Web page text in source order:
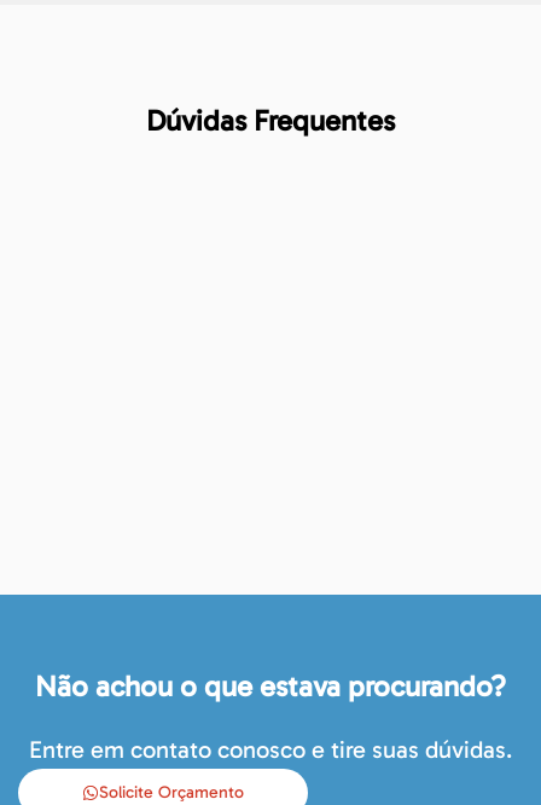
Dúvidas Frequentes
Não achou o que estava procurando?
Entre em contato conosco e tire suas dúvidas.
Solicite Orçamento